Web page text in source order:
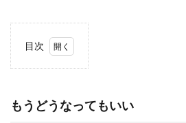
目次
なっ
ても
もうどうなってもいい